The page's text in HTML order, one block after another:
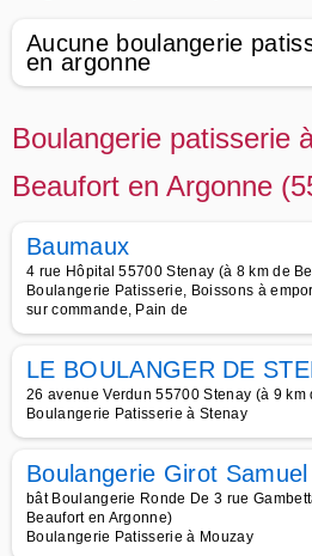
Aucune boulangerie
en argonne
Boulangerie patisserie
Beaufort en Argonne
Baumaux
4 rue Hôpital 55700 Stenay (à 8 km de
Boulangerie Patisserie, Boissons à
sur commande, Pain de
LE BOULANGER DE
26 avenue Verdun 55700 Stenay (à 9 km
Boulangerie Patisserie à Stenay
Boulangerie Girot Samuel
bât Boulangerie Ronde De 3 rue
Beaufort en Argonne)
Boulangerie Patisserie à Mouzay